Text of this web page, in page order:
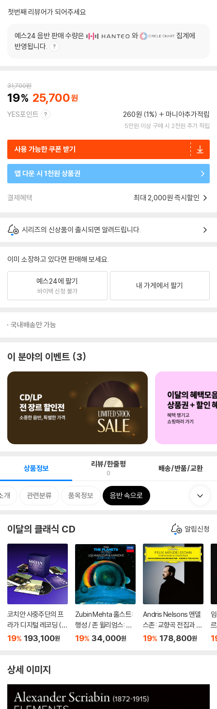
첫번째 리뷰어가 되어주세요
예스24 음반 판매 수량은 와
집계에
반영됩니다.
31,700원
19 25,700
YES포인트 260원 (1%) 마니아추가적립
5만원 이상 구매 시 2천원 추가 적립
사용 가능한 쿠폰 받기
앱 다운 시 1천원 상품권
결제혜택 최대 2,000원 즉시할인
시리즈의 신상품이 출시되면 알려드립니다.
이미 소장하고 있다면 판매해 보세요.
예스24에 팔기
바이백 신청 불가
내 가게에서 팔기
국내배송만 가능
이 분야의 이벤트 3
상품정보 리뷰/한줄평
0 배송/반품/교환
개 관련분류 품목정보 음반 속으로
이달의 클래식 CD 알림신청
코치안 사중주단의 프
라가 디지털 레코딩 (1
996~2010) (The Co
D]
19% 193,100원
Zubin Mehta 홀스트:
행성 / 존 윌리엄스: 스
타워즈 모음곡 (Gusta
19% 34,000원
Andris Nelsons 멘델
스존: 교향곡 전집과 오
라토리오 (Mendelss
19% 178,800원
상세 이미지